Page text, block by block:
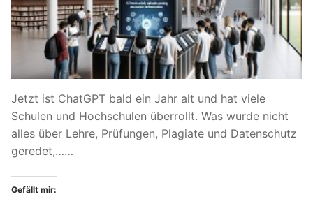
Jetzt ist ChatGPT bald ein Jahr alt und hat viele
Schulen und Hochschulen überrollt. Was wurde nicht
alles über Lehre, Prüfungen, Plagiate und Datenschutz
geredet,……
Gefällt mir: